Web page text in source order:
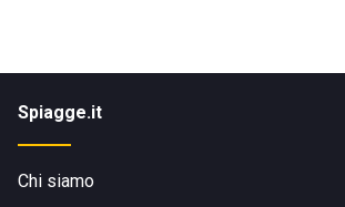
Spiagge.it
Chi siamo